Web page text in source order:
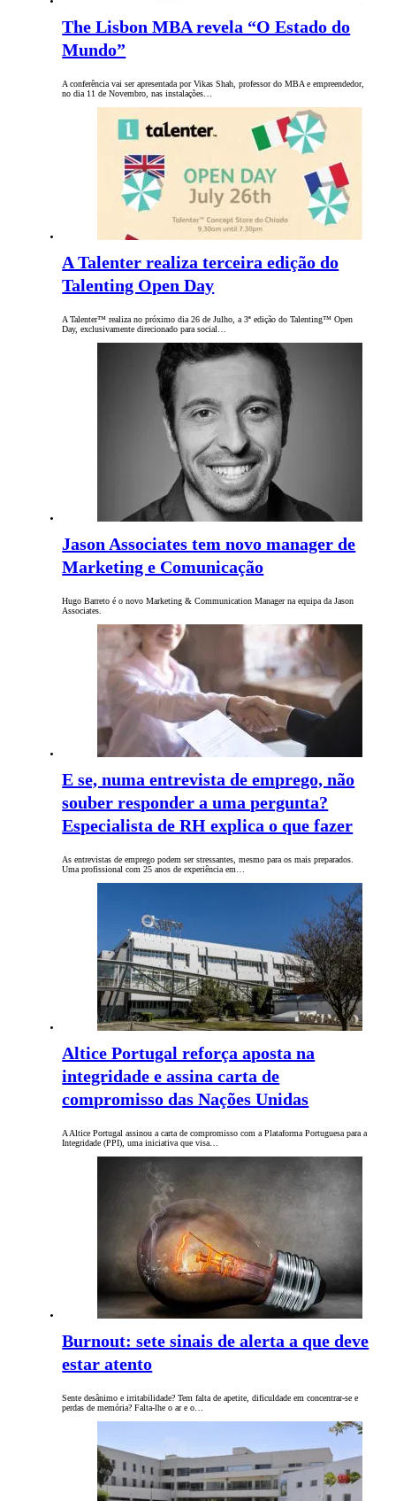
The Lisbon MBA revela “O Estado do
Mundo”
A conferência vai ser apresentada por Vikas Shah, professor do MBA e empreendedor,
no dia 11 de Novembro, nas instalações…
A Talenter realiza terceira edição do
Talenting Open Day
A Talenter™ realiza no próximo dia 26 de Julho, a 3ª edição do Talenting™ Open
Day, exclusivamente direcionado para social…
Jason Associates tem novo manager de
Marketing e Comunicação
Hugo Barreto é o novo Marketing & Communication Manager na equipa da Jason
Associates.
E se, numa entrevista de emprego, não
souber responder a uma pergunta?
Especialista de RH explica o que fazer
As entrevistas de emprego podem ser stressantes, mesmo para os mais preparados.
Uma profissional com 25 anos de experiência em…
Altice Portugal reforça aposta na
integridade e assina carta de
compromisso das Nações Unidas
A Altice Portugal assinou a carta de compromisso com a Plataforma Portuguesa para a
Integridade (PPI), uma iniciativa que visa…
Burnout: sete sinais de alerta a que deve
estar atento
Sente desânimo e irritabilidade? Tem falta de apetite, dificuldade em concentrar-se e
perdas de memória? Falta-lhe o ar e o…